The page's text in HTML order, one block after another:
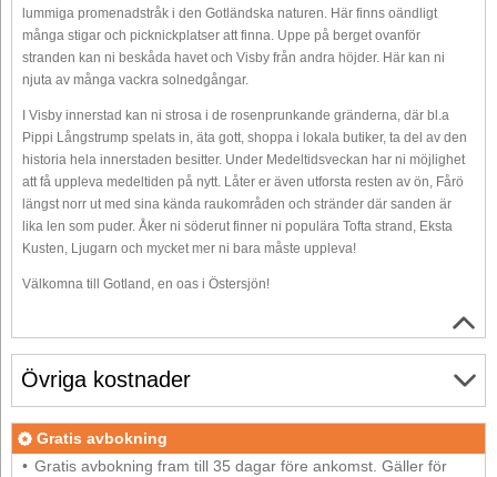
lummiga promenadstråk i den Gotländska naturen. Här finns oändligt
många stigar och picknickplatser att finna. Uppe på berget ovanför
stranden kan ni beskåda havet och Visby från andra höjder. Här kan ni
njuta av många vackra solnedgångar.
I Visby innerstad kan ni strosa i de rosenprunkande gränderna, där bl.a
Pippi Långstrump spelats in, äta gott, shoppa i lokala butiker, ta del av den
historia hela innerstaden besitter. Under Medeltidsveckan har ni möjlighet
att få uppleva medeltiden på nytt. Låter er även utforsta resten av ön, Fårö
längst norr ut med sina kända raukområden och stränder där sanden är
lika len som puder. Åker ni söderut finner ni populära Tofta strand, Eksta
Kusten, Ljugarn och mycket mer ni bara måste uppleva!
Välkomna till Gotland, en oas i Östersjön!
Övriga kostnader
Gratis avbokning
Gratis avbokning fram till 35 dagar före ankomst. Gäller för